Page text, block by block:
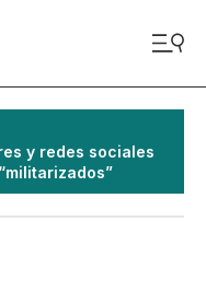
y redes sociales